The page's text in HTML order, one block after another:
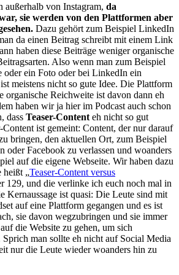
außerhalb von Instagram, da
sie werden von den Plattformen aber
Dazu gehört zum Beispiel LinkedIn
da einen Beitrag schreibt mit einem Link
haben diese Beiträge weniger organische
Also wenn man zum Beispiel
oder ein Foto oder bei LinkedIn ein
meistens nicht so gute Idee. Die Plattform
organische Reichweite ist davon dann eh
haben wir ja hier im Podcast auch schon
dass Teaser-Content eh nicht so gut
ist gemeint: Content, der nur darauf
bringen, den aktuellen Ort, zum Beispiel
oder Facebook zu verlassen und woanders
auf die eigene Webseite. Wir haben dazu
heißt „Teaser-Content versus
129, und die verlinke ich euch noch mal in
Kernaussage ist quasi: Die Leute sind mit
auf eine Plattform gegangen und es ist
sie davon wegzubringen und sie immer
die Website zu gehen, um sich
man sollte eh nicht auf Social Media
nur die Leute wieder woanders hin zu